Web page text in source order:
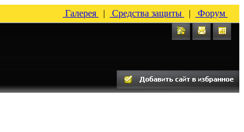
Галерея | Средства защиты | Форум